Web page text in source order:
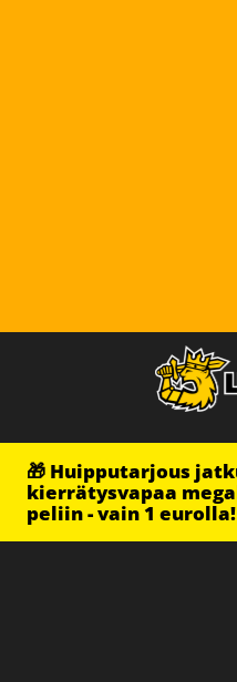
🎁 Huipputarjous
kierrätysvapaa
peliin - vain 1 eurolla!